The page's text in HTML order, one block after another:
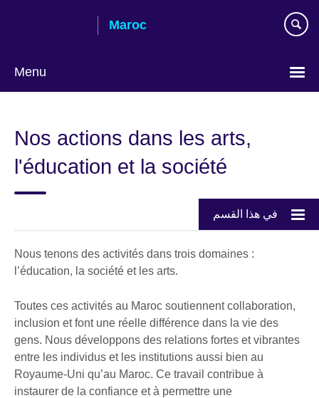
Maroc
Menu
langue
Nos actions dans les arts,
l'éducation et la société
في هذا القسم
Nous tenons des activités dans trois domaines :
l’éducation, la société et les arts.
Toutes ces activités au Maroc soutiennent collaboration,
inclusion et font une réelle différence dans la vie des
gens. Nous développons des relations fortes et vibrantes
entre les individus et les institutions aussi bien au
Royaume-Uni qu’au Maroc. Ce travail contribue à
instaurer de la confiance et à permettre une